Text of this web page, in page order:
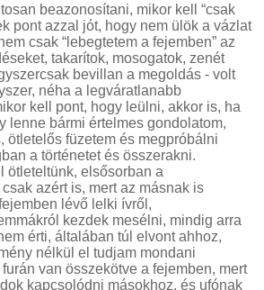
beazonosítani, mikor kell “csak
pont azzal jót, hogy nem ülök a vázlat
csak “lebegtetem a fejemben” az
takarítok, mosogatok, zenét
bevillan a megoldás - volt
néha a legváratlanabb
kell pont, hogy leülni, akkor is, ha
lenne bármi értelmes gondolatom,
ötletelős füzetem és megpróbálni
a történetet és összerakni.
ötleteltünk, elsősorban a
azért is, mert az másnak is
lévő lelki ívről,
kezdek mesélni, mindig arra
érti, általában túl elvont ahhoz,
nélkül el tudjam mondani
van összekötve a fejemben, mert
kapcsolódni másokhoz, és ufónak